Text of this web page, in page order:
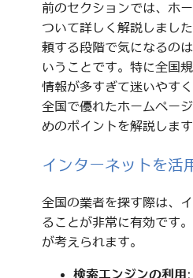
前のセクションでは、ホ
ついて詳しく解説しまし
頼する段階で気になるの
いうことです。特に全国
情報が多すぎて迷いやす
全国で優れたホームペー
めのポイントを解説します
インターネットを活
全国の業者を探す際は、
ることが非常に有効です
が考えられます。
検索エンジンの利用 :